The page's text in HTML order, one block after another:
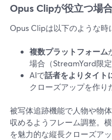
Opus Clipが役立つ場
Opus Clipは以下のような時
複数プラットフォーム
場合（StreamYard限定
AIで話者をよりタイト
クローズアップを作り
被写体追跡機能で人物や物
収めるようフレーム調整。
を魅力的な縦長クローズア